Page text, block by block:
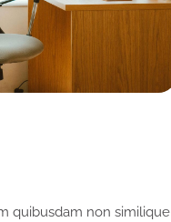
quibusdam non similique